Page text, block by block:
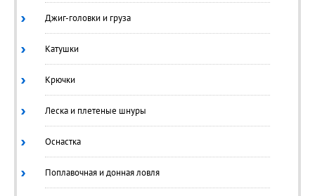
Джиг-головки и груза
Катушки
Крючки
Леска и плетеные шнуры
Оснастка
Поплавочная и донная ловля